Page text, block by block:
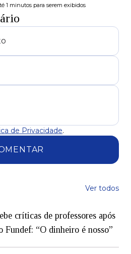
1 minutos para serem exibidos
de Privacidade.
Ver todos
críticas de professores após
Fundef: “O dinheiro é nosso”